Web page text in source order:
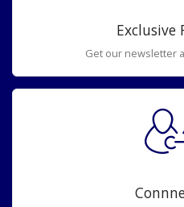
Exclusive
Get our newsletter